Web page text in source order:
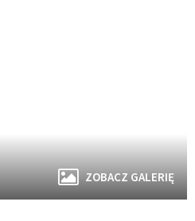
ZOBACZ GALERIĘ